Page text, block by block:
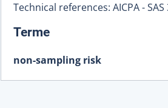
Technical references: AICPA - SAS
Terme:
non-sampling risk